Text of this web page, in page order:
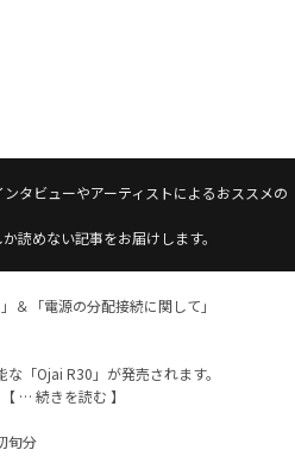
タビューやアーティストによるおススメの
読めない記事をお届けします。
＆「電源の分配接続に関して」
「Ojai R30」が発売されます。
… 続きを読む 】
旬分